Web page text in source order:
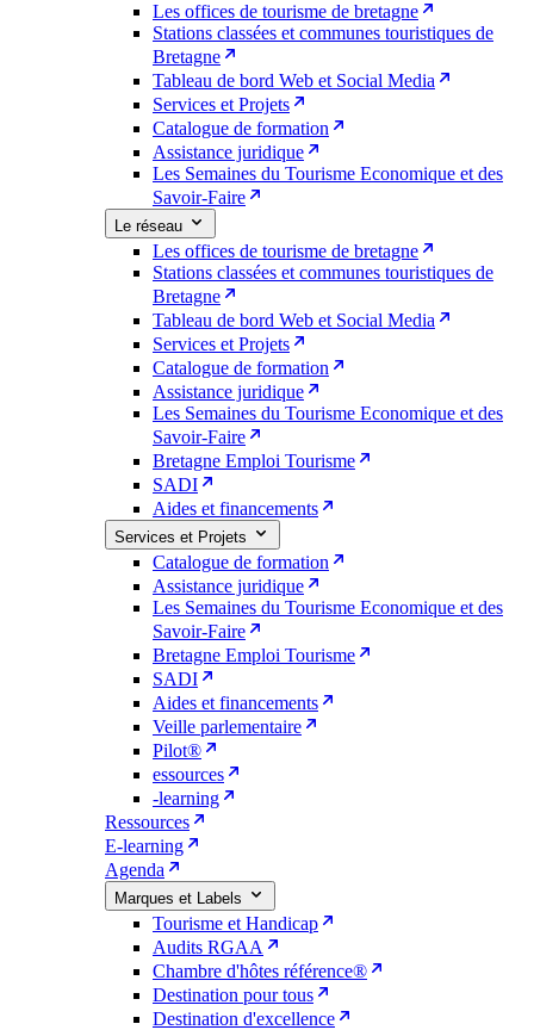
Les offices de tourisme de bretagne
Stations classées et communes touristiques de
Bretagne
Tableau de bord Web et Social Media
Services et Projets
Catalogue de formation
Assistance juridique
Les Semaines du Tourisme Economique et des
Savoir-Faire
Le réseau
Les offices de tourisme de bretagne
Stations classées et communes touristiques de
Bretagne
Tableau de bord Web et Social Media
Services et Projets
Catalogue de formation
Assistance juridique
Les Semaines du Tourisme Economique et des
Savoir-Faire
Bretagne Emploi Tourisme
SADI
Aides et financements
Services et Projets
Catalogue de formation
Assistance juridique
Les Semaines du Tourisme Economique et des
Savoir-Faire
Bretagne Emploi Tourisme
SADI
Aides et financements
Veille parlementaire
Pilot®
essources
-learning
Ressources
E-learning
Agenda
Marques et Labels
Tourisme et Handicap
Audits RGAA
Chambre d'hôtes référence®
Destination pour tous
Destination d'excellence